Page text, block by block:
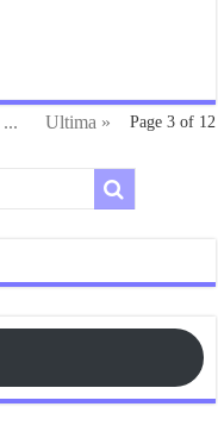
Page 3 of 12
... Ultima »